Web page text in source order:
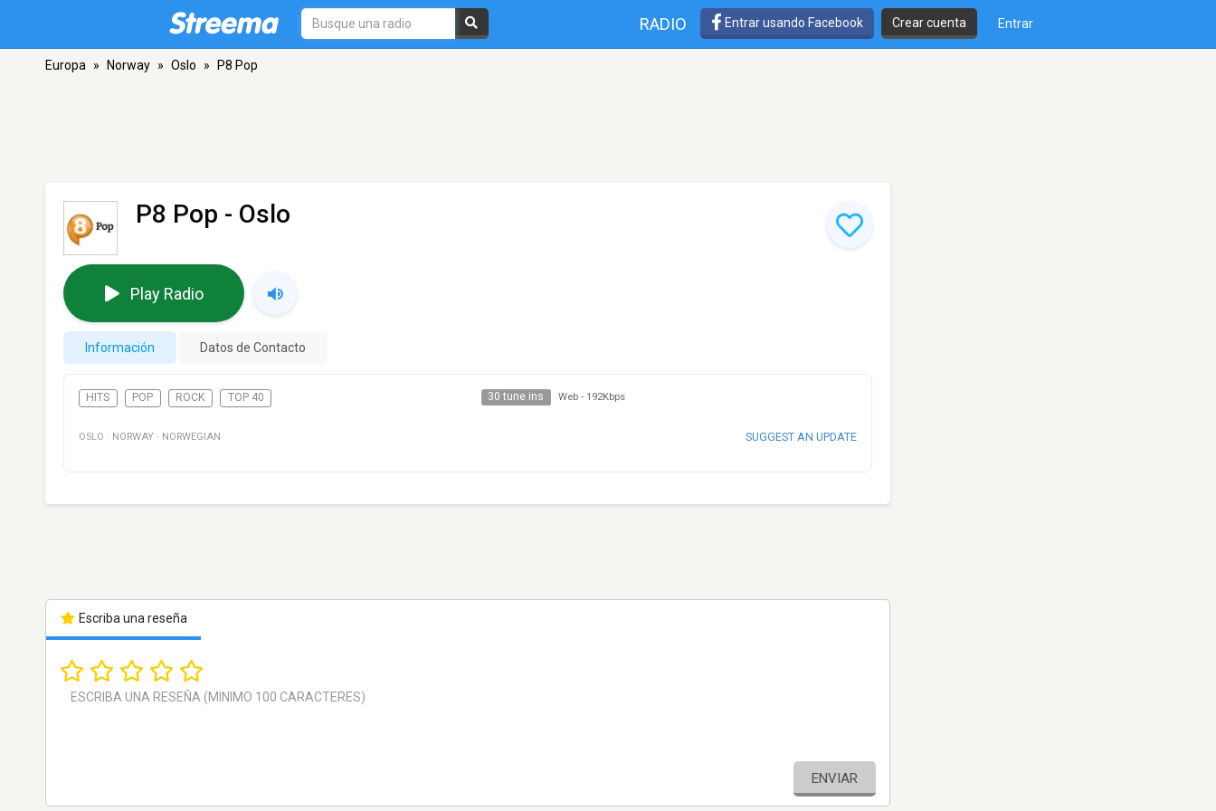
RADIO Entrar usando Facebook Crear cuenta Entrar
Europa » Norway » Oslo » P8 Pop
P8 Pop - Oslo
Play Radio
Información Datos de Contacto
HITS POP ROCK TOP 40 30 tune ins Web - 192Kbps
OSLO · NORWAY · NORWEGIAN SUGGEST AN UPDATE
Escriba una reseña
ENVIAR